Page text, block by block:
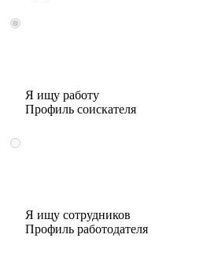
Я ищу работу
Профиль соискателя
Я ищу сотрудников
Профиль работодателя